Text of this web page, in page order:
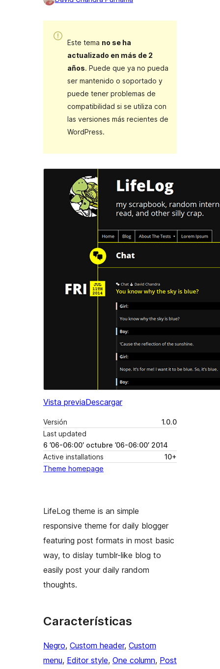
Este tema no se ha
actualizado en más de 2
años. Puede que ya no pueda
ser mantenido o soportado y
puede tener problemas de
compatibilidad si se utiliza con
las versiones más recientes de
WordPress.
Vista previaDescargar
Versión
1.0.0
Last updated
6 ’06-06:00′ octubre ’06-06:00′ 2014
Active installations
10+
Theme homepage
LifeLog theme is an simple
responsive theme for daily blogger
featuring post formats in most basic
way, to dislay tumblr-like blog to
easily post your daily random
thoughts.
Características
Negro, Custom header, Custom
menu, Editor style, One column, Post